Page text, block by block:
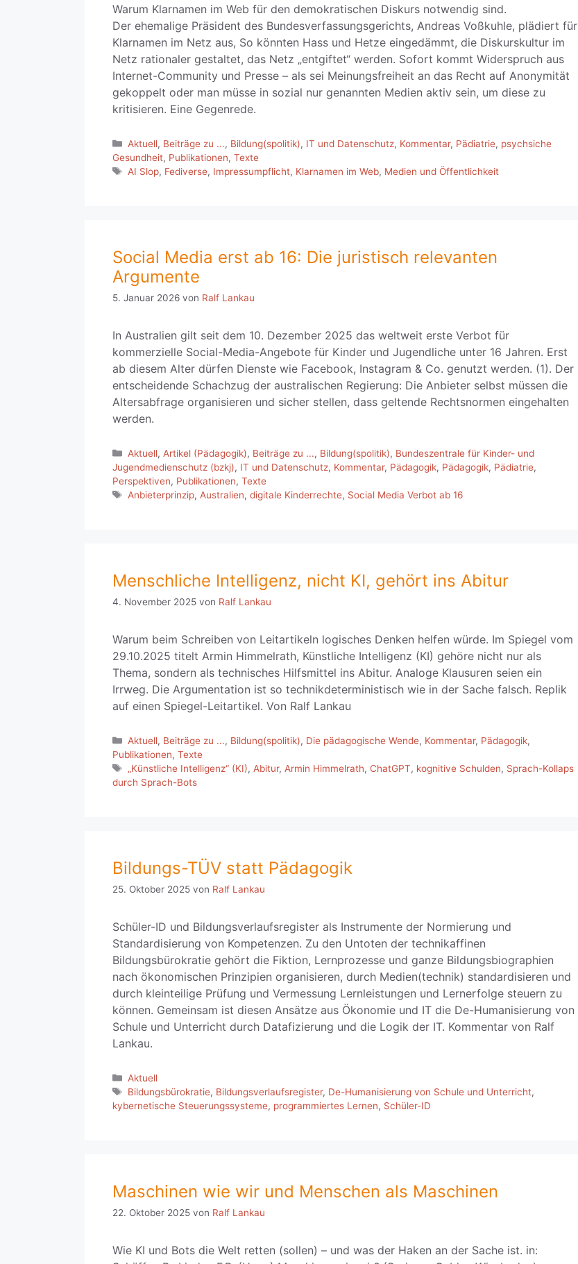
Warum Klarnamen im Web für den demokratischen Diskurs notwendig sind.
Der ehemalige Präsident des Bundesverfassungsgerichts, Andreas Voßkuhle, plädiert für
Klarnamen im Netz aus, So könnten Hass und Hetze eingedämmt, die Diskurskultur im
Netz rationaler gestaltet, das Netz „entgiftet“ werden. Sofort kommt Widerspruch aus
Internet-Community und Presse – als sei Meinungsfreiheit an das Recht auf Anonymität
gekoppelt oder man müsse in sozial nur genannten Medien aktiv sein, um diese zu
kritisieren. Eine Gegenrede.
Kategorien
Aktuell, Beiträge zu ..., Bildung(spolitik), IT und Datenschutz, Kommentar, Pädiatrie, psychsiche
Gesundheit, Publikationen, Texte
Schlagwörter
AI Slop, Fediverse, Impressumpflicht, Klarnamen im Web, Medien und Öffentlichkeit
Social Media erst ab 16: Die juristisch relevanten
Argumente
5. Januar 2026 von Ralf Lankau
In Australien gilt seit dem 10. Dezember 2025 das weltweit erste Verbot für
kommerzielle Social-Media-Angebote für Kinder und Jugendliche unter 16 Jahren. Erst
ab diesem Alter dürfen Dienste wie Facebook, Instagram & Co. genutzt werden. (1). Der
entscheidende Schachzug der australischen Regierung: Die Anbieter selbst müssen die
Altersabfrage organisieren und sicher stellen, dass geltende Rechtsnormen eingehalten
werden.
Kategorien
Aktuell, Artikel (Pädagogik), Beiträge zu ..., Bildung(spolitik), Bundeszentrale für Kinder- und
Jugendmedienschutz (bzkj), IT und Datenschutz, Kommentar, Pädagogik, Pädagogik, Pädiatrie,
Perspektiven, Publikationen, Texte
Schlagwörter
Anbieterprinzip, Australien, digitale Kinderrechte, Social Media Verbot ab 16
Menschliche Intelligenz, nicht KI, gehört ins Abitur
4. November 2025 von Ralf Lankau
Warum beim Schreiben von Leitartikeln logisches Denken helfen würde. Im Spiegel vom
29.10.2025 titelt Armin Himmelrath, Künstliche Intelligenz (KI) gehöre nicht nur als
Thema, sondern als technisches Hilfsmittel ins Abitur. Analoge Klausuren seien ein
Irrweg. Die Argumentation ist so technikdeterministisch wie in der Sache falsch. Replik
auf einen Spiegel-Leitartikel. Von Ralf Lankau
Kategorien
Aktuell, Beiträge zu ..., Bildung(spolitik), Die pädagogische Wende, Kommentar, Pädagogik,
Publikationen, Texte
Schlagwörter
„Künstliche Intelligenz“ (KI), Abitur, Armin Himmelrath, ChatGPT, kognitive Schulden, Sprach-Kollaps
durch Sprach-Bots
Bildungs-TÜV statt Pädagogik
25. Oktober 2025 von Ralf Lankau
Schüler-ID und Bildungsverlaufsregister als Instrumente der Normierung und
Standardisierung von Kompetenzen. Zu den Untoten der technikaffinen
Bildungsbürokratie gehört die Fiktion, Lernprozesse und ganze Bildungsbiographien
nach ökonomischen Prinzipien organisieren, durch Medien(technik) standardisieren und
durch kleinteilige Prüfung und Vermessung Lernleistungen und Lernerfolge steuern zu
können. Gemeinsam ist diesen Ansätze aus Ökonomie und IT die De-Humanisierung von
Schule und Unterricht durch Datafizierung und die Logik der IT. Kommentar von Ralf
Lankau.
Kategorien
Aktuell
Schlagwörter
Bildungsbürokratie, Bildungsverlaufsregister, De-Humanisierung von Schule und Unterricht,
kybernetische Steuerungssysteme, programmiertes Lernen, Schüler-ID
Maschinen wie wir und Menschen als Maschinen
22. Oktober 2025 von Ralf Lankau
Wie KI und Bots die Welt retten (sollen) – und was der Haken an der Sache ist. in: